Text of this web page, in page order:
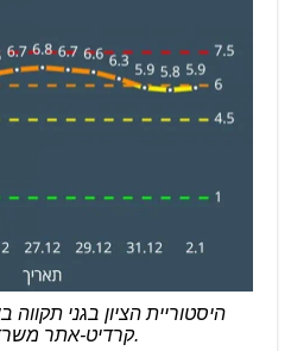
.קרדיט-אתר